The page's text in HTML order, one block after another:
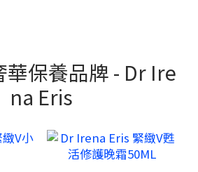
保養品牌 - Dr Ire
na Eris